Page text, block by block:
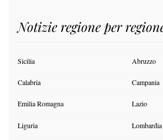
Notizie regione per
Sicilia Abruzzo
Calabria Campania
Emilia Romagna Lazio
Liguria Lombardia